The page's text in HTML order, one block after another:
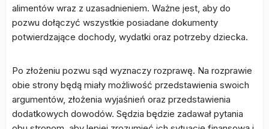
alimentów wraz z uzasadnieniem. Ważne jest, aby do
pozwu dołączyć wszystkie posiadane dokumenty
potwierdzające dochody, wydatki oraz potrzeby dziecka.
Po złożeniu pozwu sąd wyznaczy rozprawę. Na rozprawie
obie strony będą miały możliwość przedstawienia swoich
argumentów, złożenia wyjaśnień oraz przedstawienia
dodatkowych dowodów. Sędzia będzie zadawał pytania